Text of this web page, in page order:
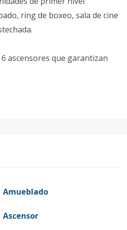
ring de boxeo, sala de cine
ascensores que garantizan
Amueblado
Ascensor